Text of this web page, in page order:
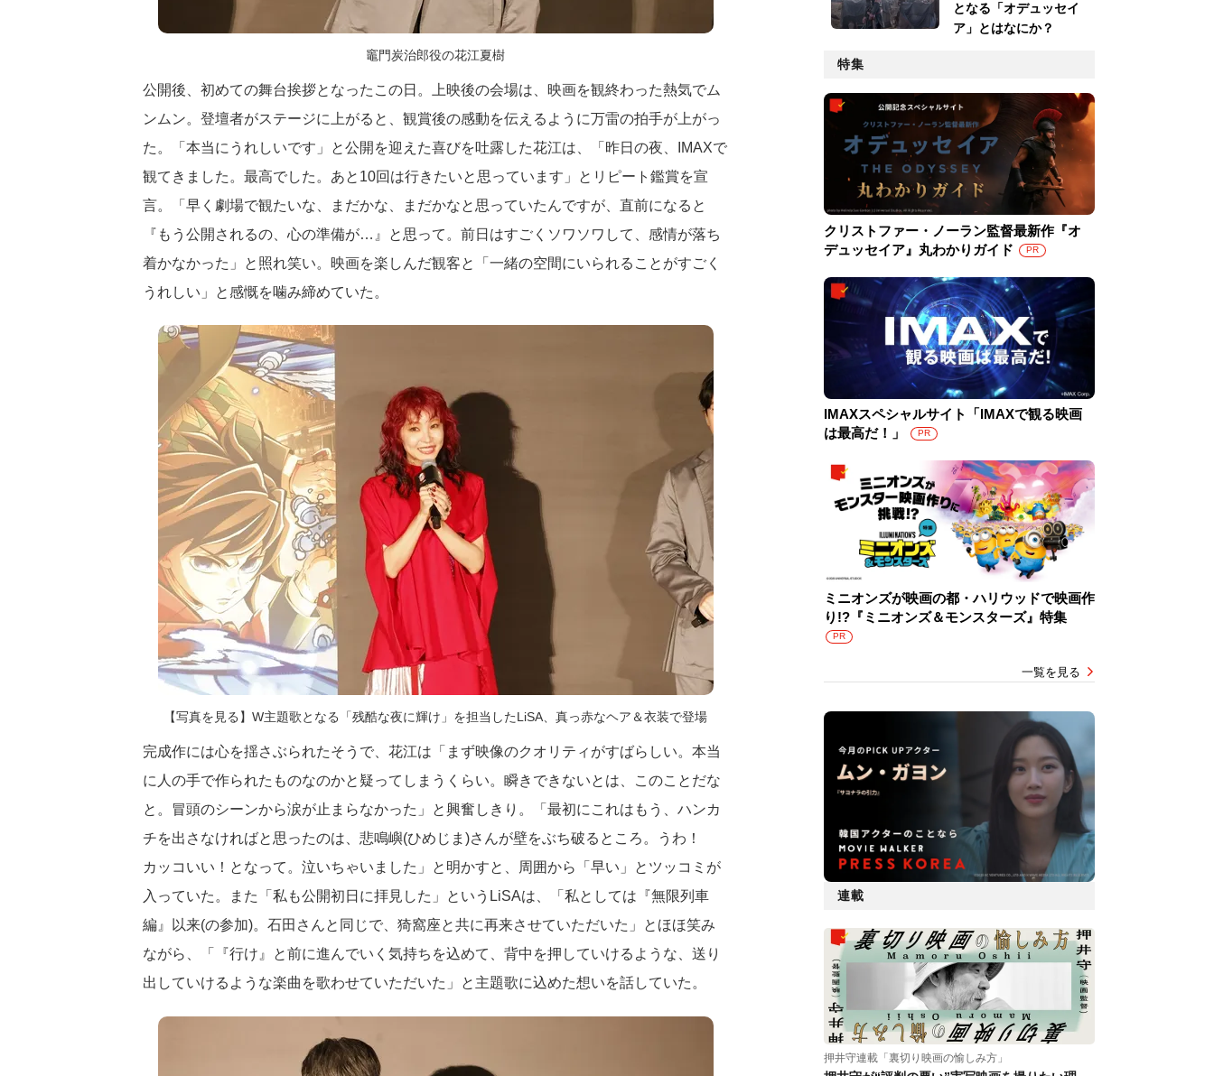
竈門炭治郎役の花江夏樹
公開後、初めての舞台挨拶となったこの日。上映後の会場は、映画を観終わった熱気でム
ンムン。登壇者がステージに上がると、観賞後の感動を伝えるように万雷の拍手が上がっ
た。「本当にうれしいです」と公開を迎えた喜びを吐露した花江は、「昨日の夜、IMAXで
観てきました。最高でした。あと10回は行きたいと思っています」とリピート鑑賞を宣
言。「早く劇場で観たいな、まだかな、まだかなと思っていたんですが、直前になると
『もう公開されるの、心の準備が…』と思って。前日はすごくソワソワして、感情が落ち
着かなかった」と照れ笑い。映画を楽しんだ観客と「一緒の空間にいられることがすごく
うれしい」と感慨を噛み締めていた。
【写真を見る】W主題歌となる「残酷な夜に輝け」を担当したLiSA、真っ赤なヘア＆衣装で登場
完成作には心を揺さぶられたそうで、花江は「まず映像のクオリティがすばらしい。本当
に人の手で作られたものなのかと疑ってしまうくらい。瞬きできないとは、このことだな
と。冒頭のシーンから涙が止まらなかった」と興奮しきり。「最初にこれはもう、ハンカ
チを出さなければと思ったのは、悲鳴嶼(ひめじま)さんが壁をぶち破るところ。うわ！
カッコいい！となって。泣いちゃいました」と明かすと、周囲から「早い」とツッコミが
入っていた。また「私も公開初日に拝見した」というLiSAは、「私としては『無限列車
編』以来(の参加)。石田さんと同じで、猗窩座と共に再来させていただいた」とほほ笑み
ながら、「『行け』と前に進んでいく気持ちを込めて、背中を押していけるような、送り
出していけるような楽曲を歌わせていただいた」と主題歌に込めた想いを話していた。
となる「オデュッセイ
ア」とはなにか？
特集
クリストファー・ノーラン監督最新作『オ
デュッセイア』丸わかりガイド
PR
IMAXスペシャルサイト「IMAXで観る映画
は最高だ！」
PR
ミニオンズが映画の都・ハリウッドで映画作
り!?『ミニオンズ＆モンスターズ』特集
PR
一覧を見る
連載
押井守連載「裏切り映画の愉しみ方」